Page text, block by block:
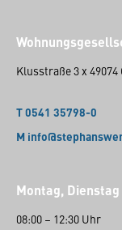
Klusstraße 3 x
T 0541 35798-0
M
Montag,
08:00 – 12:30 Uhr